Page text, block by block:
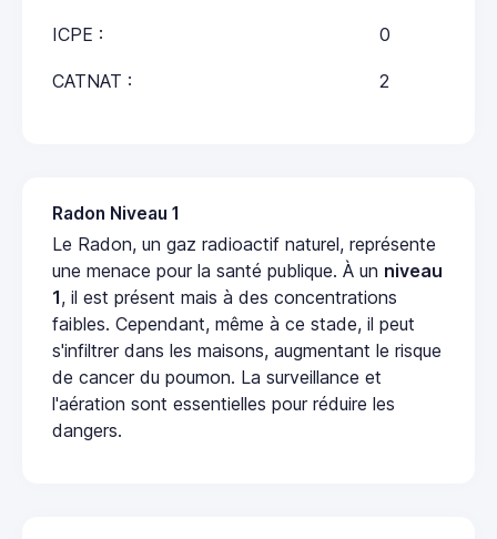
ICPE : 0
CATNAT : 2
Radon Niveau 1
Le Radon, un gaz radioactif naturel, représente
une menace pour la santé publique. À un niveau
1, il est présent mais à des concentrations
faibles. Cependant, même à ce stade, il peut
s'infiltrer dans les maisons, augmentant le risque
de cancer du poumon. La surveillance et
l'aération sont essentielles pour réduire les
dangers.